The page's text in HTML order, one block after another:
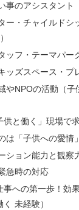
事のアシスタント
ー・チャイルドシ
ッフ・テーマパー
ッズスペース・プ
やNPOの活動（子
供と働く」現場で
は「子供への愛情
ション能力と観察
急時の対応
事への第一歩！効
未経験）